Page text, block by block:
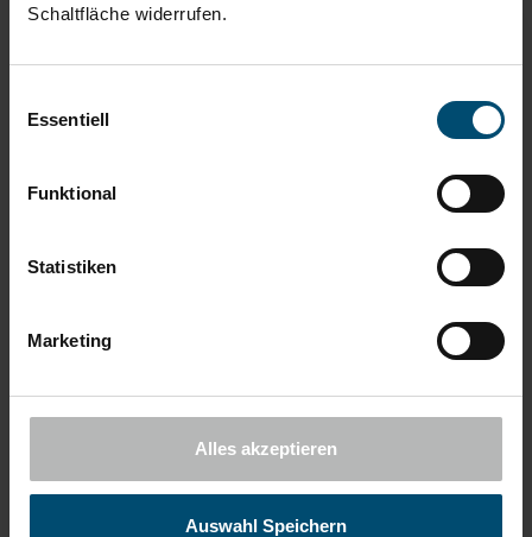
Schaltfläche widerrufen.
Essentiell
Funktional
Statistiken
Marketing
Alles akzeptieren
Auswahl Speichern
vertrauenswürdige Vermögensmanager
WEITERLESEN